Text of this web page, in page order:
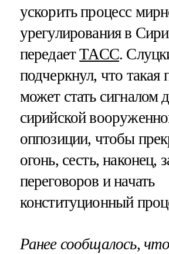
ускорить процесс
урегулирования в
передаетТАСС.
подчеркнул, что такая
может стать сигналом
сирийской
оппозиции, чтобы
огонь, сесть, наконец,
переговоров и начать
конституционный
Ранее сообщалось, что